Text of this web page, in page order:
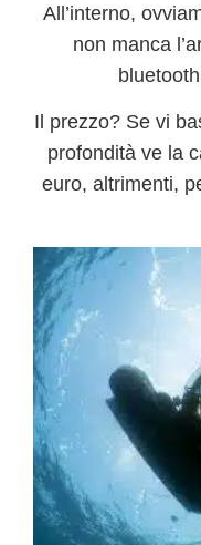
All’interno,
non manca
Il prezzo? Se vi
profondità ve la
euro, altrimenti,